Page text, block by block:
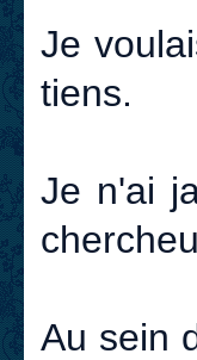
Je
tiens.
Je n'ai
Au sein